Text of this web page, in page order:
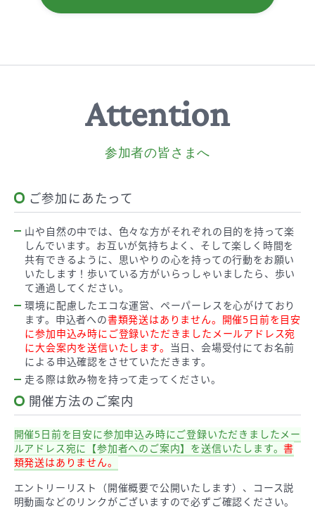
Attention
参加者の皆さまへ
ご参加にあたって
山や自然の中では、色々な方がそれぞれの目的を持って楽
しんでいます。お互いが気持ちよく、そして楽しく時間を
共有できるように、思いやりの心を持っての行動をお願い
いたします！歩いている方がいらっしゃいましたら、歩い
て通過してください。
環境に配慮したエコな運営、ペーパーレスを心がけており
ます。申込者への書類発送はありません。開催5日前を目安
に参加申込み時にご登録いただきましたメールアドレス宛
に大会案内を送信いたします。
当日、会場受付にてお名前
による申込確認をさせていただきます。
走る際は飲み物を持って走ってください。
開催方法のご案内
開催5日前を目安に参加申込み時にご登録いただきましたメー
ルアドレス宛に【参加者へのご案内】を送信いたします。書
類発送はありません。
エントリーリスト（開催概要で公開いたします）、コース説
明動画などのリンクがございますので必ずご確認ください。